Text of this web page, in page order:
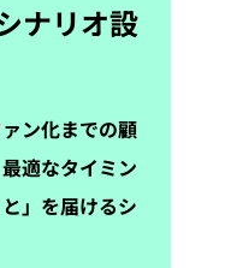
ナリオ設
ン化までの顧
適なタイミン
」を届けるシ